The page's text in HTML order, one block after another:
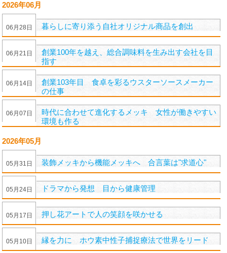
2026年06月
06 月 28 日 暮らしに寄り添う自社オリジナル商品を創出
06 月 21 日
創業100年を越え、総合調味料を生み出す会社を目
指す
06 月 14日
創業103年目 食卓を彩るウスターソースメーカー
の仕事
06 月 07 日
時代に合わせて進化するメッキ 女性が働きやすい
環境も作る
2026年05月
05 月 31 日 装飾メッキから機能メッキへ 合言葉は"求道心"
05 月 24日 ドラマから発想 目から健康管理
05 月 17 日 押し花アートで人の笑顔を咲かせる
05 月 10日 縁を力に ホウ素中性子捕捉療法で世界をリード